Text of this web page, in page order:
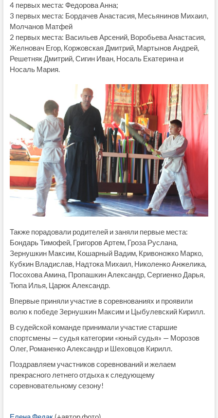
4 первых места: Федорова Анна;
3 первых места: Бордачев Анастасия, Месьянинов Михаил,
Молчанов Матфей
2 первых места: Васильев Арсений, Воробьева Анастасия,
Желновач Егор, Коржовская Дмитрий, Мартынов Андрей,
Решетняк Дмитрий, Сигин Иван, Носаль Екатерина и
Носаль Мария.
Также порадовали родителей и заняли первые места:
Бондарь Тимофей, Григоров Артем, Гроза Руслана,
Зернушкин Максим, Кошарный Вадим, Кривоножко Марко,
Кубкин Владислав, Надтока Михаил, Николенко Анжелика,
Посохова Амина, Пропашкин Александр, Сергиенко Дарья,
Тюпа Илья, Царюк Александр.
Впервые приняли участие в соревнованиях и проявили
волю к победе Зернушкин Максим и Цыбулевский Кирилл.
В судейской команде принимали участие старшие
спортсмены — судья категории «юный судья» — Морозов
Олег, Романенко Александр и Шеховцов Кирилл.
Поздравляем участников соревнований и желаем
прекрасного летнего отдыха к следующему
соревновательному сезону!